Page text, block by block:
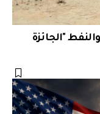
"الجائزة